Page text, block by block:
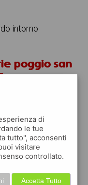
intorno
poggio san
app
'un'app per
la usi
di
le tue
tutto", acconsenti
visitare
controllato.
Accetta Tutto